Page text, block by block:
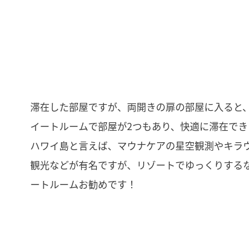
滞在した部屋ですが、両開きの扉の部屋に入ると
イートルームで部屋が2つもあり、快適に滞在でき
ハワイ島と言えば、マウナケアの星空観測やキラ
観光などが有名ですが、リゾートでゆっくりする
ートルームお勧めです！